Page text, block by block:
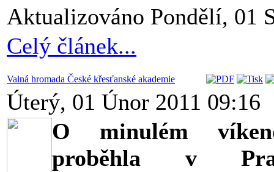
Aktualizováno Pondělí, 01
Celý článek...
Valná hromada České křesťanské akademie
Úterý, 01 Únor 2011 09:16
O minulém
proběhla v